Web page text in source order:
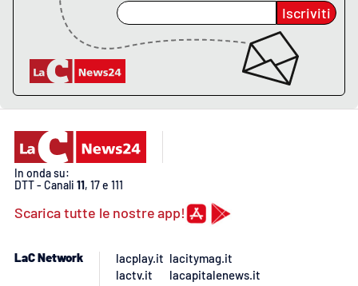
Catanzaro
Crotone
Vibo Valentia
Reggio Calabria
Cosenza
Iscriviti
In onda su:
DTT - Canali 11, 17 e 111
Scarica tutte le nostre app!
LaC Network
lacplay.it
lactv.it
lacitymag.it
lacapitalenews.it